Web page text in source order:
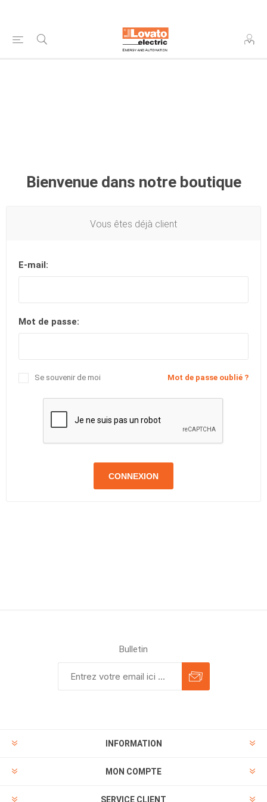
Bienvenue dans notre boutique
Vous êtes déjà client
E-mail:
Mot de passe:
Mot de passe oublié ?
Se souvenir de moi
CONNEXION
Bulletin
INFORMATION
MON COMPTE
SERVICE CLIENT